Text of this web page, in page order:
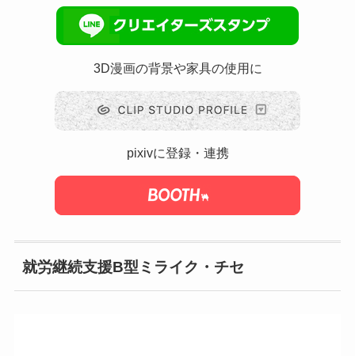
3D漫画の背景や家具の使用に
pixivに登録・連携
就労継続支援B型ミライク・チセ